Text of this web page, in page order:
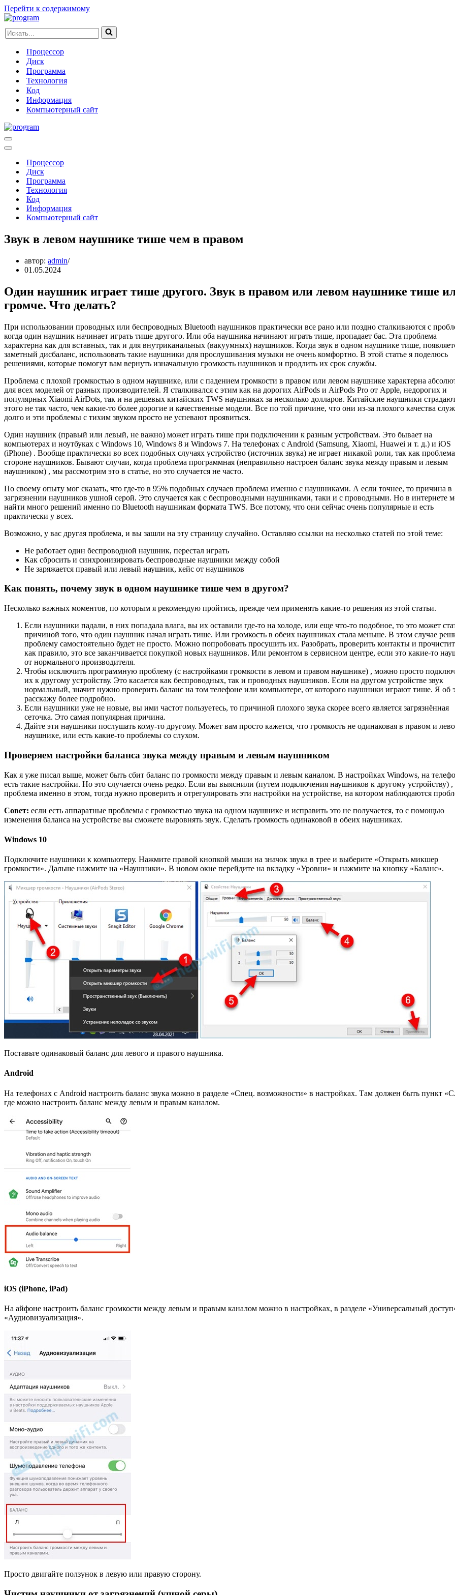
Перейти к содержимому
Искать...
Процессор
Диск
Программа
Технология
Код
Информация
Компьютерный сайт
Меню
навигации
Меню
навигацииПроцессор
Диск
Программа
Технология
Код
Информация
Компьютерный сайт
Звук в левом наушнике тише чем в правом
автор: admin
01.05.2024
Один наушник играет тише другого. Звук в правом или левом наушнике тише
громче. Что делать?
При использовании проводных или беспроводных Bluetooth наушников практически все рано или поздно сталкиваются с
когда один наушник начинает играть тише другого. Или оба наушника начинают играть тише, пропадает бас. Эта проблема
характерна как для вставных, так и для внутриканальных (вакуумных) наушников. Когда звук в одном наушнике тише,
заметный дисбаланс, использовать такие наушники для прослушивания музыки не очень комфортно. В этой статье я поделюсь
решениями, которые помогут вам вернуть изначальную громкость наушников и продлить их срок службы.
Проблема с плохой громкостью в одном наушнике, или с падением громкости в правом или левом наушнике характерна
для всех моделей от разных производителей. Я сталкивался с этим как на дорогих AirPods и AirPods Pro от Apple, недорогих и
популярных Xiaomi AirDots, так и на дешевых китайских TWS наушниках за несколько долларов. Китайские наушники
этого не так часто, чем какие-то более дорогие и качественные модели. Все по той причине, что они из-за плохого качества
долго и эти проблемы с тихим звуком просто не успевают проявиться.
Один наушник (правый или левый, не важно) может играть тише при подключении к разным устройствам. Это бывает на
компьютерах и ноутбуках с Windows 10, Windows 8 и Windows 7. На телефонах с Android (Samsung, Xiaomi, Huawei и т. д.) и iOS
(iPhone) . Вообще практически во всех подобных случаях устройство (источник звука) не играет никакой роли, так как
стороне наушников. Бывают случаи, когда проблема программная (неправильно настроен баланс звука между правым и левым
наушником) , мы рассмотрим это в статье, но это случается не часто.
По своему опыту мог сказать, что где-то в 95% подобных случаев проблема именно с наушниками. А если точнее, то причина в
загрязнении наушников ушной серой. Это случается как с беспроводными наушниками, таки и с проводными. Но в интернете
найти много решений именно по Bluetooth наушникам формата TWS. Все потому, что они сейчас очень популярные и есть
практически у всех.
Возможно, у вас другая проблема, и вы зашли на эту страницу случайно. Оставляю ссылки на несколько статей по этой теме:
Не работает один беспроводной наушник, перестал играть
Как сбросить и синхронизировать беспроводные наушники между собой
Не заряжается правый или левый наушник, кейс от наушников
Как понять, почему звук в одном наушнике тише чем в другом?
Несколько важных моментов, по которым я рекомендую пройтись, прежде чем применять какие-то решения из этой статьи.
Если наушники падали, в них попадала влага, вы их оставили где-то на холоде, или еще что-то подобное, то это может
причиной того, что один наушник начал играть тише. Или громкость в обеих наушниках стала меньше. В этом случае
проблему самостоятельно будет не просто. Можно попробовать просушить их. Разобрать, проверить контакты и
как правило, это все заканчивается покупкой новых наушников. Или ремонтом в сервисном центре, если это какие-то
от нормального производителя.
Чтобы исключить программную проблему (с настройками громкости в левом и правом наушнике) , можно просто
их к другому устройству. Это касается как беспроводных, так и проводных наушников. Если на другом устройстве звук
нормальный, значит нужно проверить баланс на том телефоне или компьютере, от которого наушники играют тише. Я об
расскажу более подробно.
Если наушники уже не новые, вы ими частот пользуетесь, то причиной плохого звука скорее всего является загрязнённая
сеточка. Это самая популярная причина.
Дайте эти наушники послушать кому-то другому. Может вам просто кажется, что громкость не одинаковая в правом и
наушнике, или есть какие-то проблемы со слухом.
Проверяем настройки баланса звука между правым и левым наушником
Как я уже писал выше, может быть сбит баланс по громкости между правым и левым каналом. В настройках Windows, на
есть такие настройки. Но это случается очень редко. Если вы выяснили (путем подключения наушников к другому устройству) ,
проблема именно в этом, тогда нужно проверить и отрегулировать эти настройки на устройстве, на котором наблюдаются
Совет: если есть аппаратные проблемы с громкостью звука на одном наушнике и исправить это не получается, то с помощью
изменения баланса на устройстве вы сможете выровнять звук. Сделать громкость одинаковой в обеих наушниках.
Windows 10
Подключите наушники к компьютеру. Нажмите правой кнопкой мыши на значок звука в трее и выберите «Открыть микшер
громкости». Дальше нажмите на «Наушники». В новом окне перейдите на вкладку «Уровни» и нажмите на кнопку «Баланс».
Поставьте одинаковый баланс для левого и правого наушника.
Android
На телефонах с Android настроить баланс звука можно в разделе «Спец. возможности» в настройках. Там должен быть пункт
где можно настроить баланс между левым и правым каналом.
iOS (iPhone, iPad)
На айфоне настроить баланс громкости между левым и правым каналом можно в настройках, в разделе «Универсальный
«Аудиовизуализация».
Просто двигайте ползунок в левую или правую сторону.